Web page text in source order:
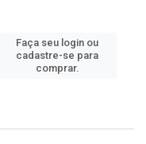
Faça seu login ou
cadastre-se para
comprar.